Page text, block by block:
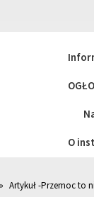
O
» Artykuł -Przemoc to